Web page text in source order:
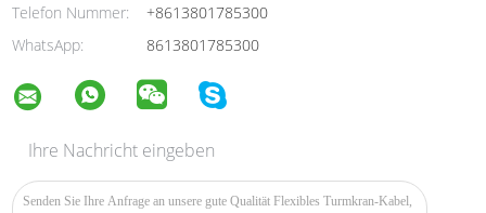
Telefon Nummer:
+8613801785300
WhatsApp:
8613801785300
Ihre Nachricht eingeben